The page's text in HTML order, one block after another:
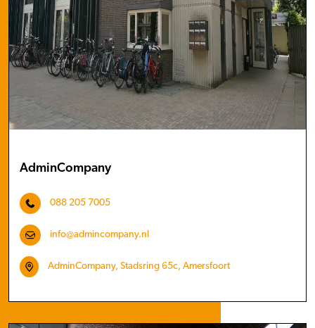
AdminCompany
088 205 7005
info@admincompany.nl
AdminCompany, Stadsring 65c, Amersfoort